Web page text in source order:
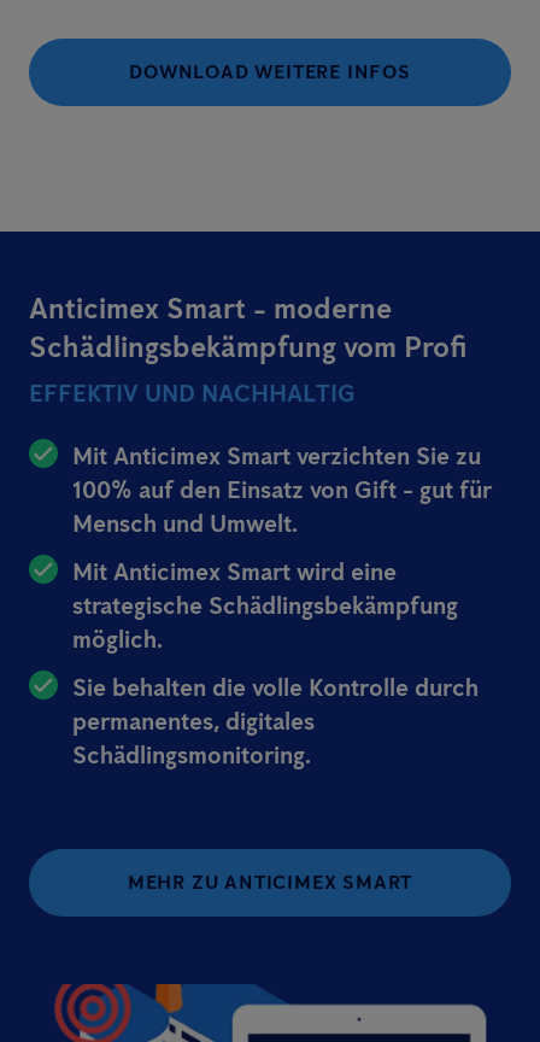
DOWNLOAD WEITERE INFOS
Anticimex Smart - moderne
Schädlingsbekämpfung vom Profi
EFFEKTIV UND NACHHALTIG
Mit Anticimex Smart verzichten Sie zu
100% auf den Einsatz von Gift - gut für
Mensch und Umwelt.
Mit Anticimex Smart wird eine
strategische Schädlingsbekämpfung
möglich.
Sie behalten die volle Kontrolle durch
permanentes, digitales
Schädlingsmonitoring.
MEHR ZU ANTICIMEX SMART